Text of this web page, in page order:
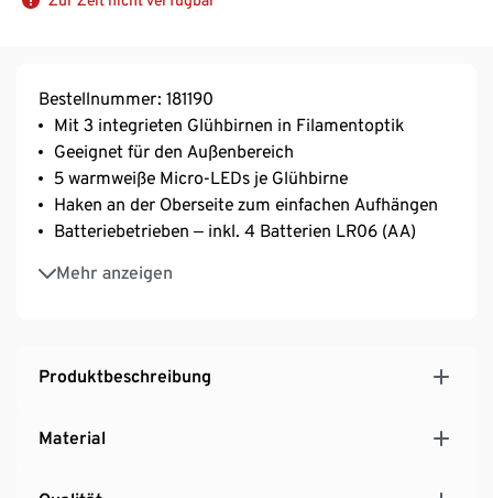
Bestellnummer: 181190
Mit 3 integrieten Glühbirnen in Filamentoptik
Geeignet für den Außenbereich
5 warmweiße Micro-LEDs je Glühbirne
Haken an der Oberseite zum einfachen Aufhängen
Batteriebetrieben ‒ inkl. 4 Batterien LR06 (AA)
Mehr anzeigen
Abflusslöcher für Kondenswasser
Produktbeschreibung
Material